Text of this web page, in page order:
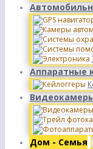
Аппаратные
Дом - Семья